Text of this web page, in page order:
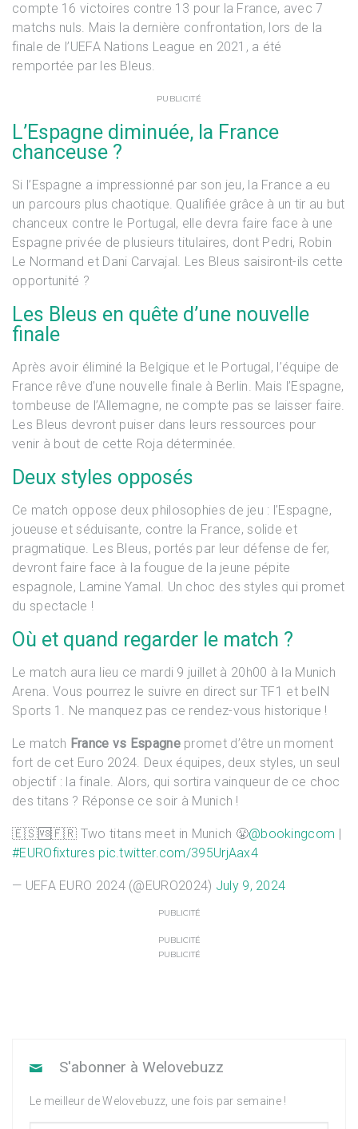
compte 16 victoires contre 13 pour la France, avec 7
matchs nuls. Mais la dernière confrontation, lors de la
finale de l’UEFA Nations League en 2021, a été
remportée par les Bleus.
PUBLICITÉ
L’Espagne diminuée, la France
chanceuse ?
Si l’Espagne a impressionné par son jeu, la France a eu
un parcours plus chaotique. Qualifiée grâce à un tir au but
chanceux contre le Portugal, elle devra faire face à une
Espagne privée de plusieurs titulaires, dont Pedri, Robin
Le Normand et Dani Carvajal. Les Bleus saisiront-ils cette
opportunité ?
Les Bleus en quête d’une nouvelle
finale
Après avoir éliminé la Belgique et le Portugal, l’équipe de
France rêve d’une nouvelle finale à Berlin. Mais l’Espagne,
tombeuse de l’Allemagne, ne compte pas se laisser faire.
Les Bleus devront puiser dans leurs ressources pour
venir à bout de cette Roja déterminée.
Deux styles opposés
Ce match oppose deux philosophies de jeu : l’Espagne,
joueuse et séduisante, contre la France, solide et
pragmatique. Les Bleus, portés par leur défense de fer,
devront faire face à la fougue de la jeune pépite
espagnole, Lamine Yamal. Un choc des styles qui promet
du spectacle !
Où et quand regarder le match ?
Le match aura lieu ce mardi 9 juillet à 20h00 à la Munich
Arena. Vous pourrez le suivre en direct sur TF1 et beIN
Sports 1. Ne manquez pas ce rendez-vous historique !
Le match France vs Espagne promet d’être un moment
fort de cet Euro 2024. Deux équipes, deux styles, un seul
objectif : la finale. Alors, qui sortira vainqueur de ce choc
des titans ? Réponse ce soir à Munich !
🇪🇸🆚🇫🇷 Two titans meet in Munich 😤@bookingcom
#EUROfixtures pic.twitter.com/395UrjAax4
— UEFA EURO 2024 (@EURO2024) July 9, 2024
PUBLICITÉ
PUBLICITÉ
PUBLICITÉ
S'abonner à Welovebuzz
Le meilleur de Welovebuzz, une fois par semaine !